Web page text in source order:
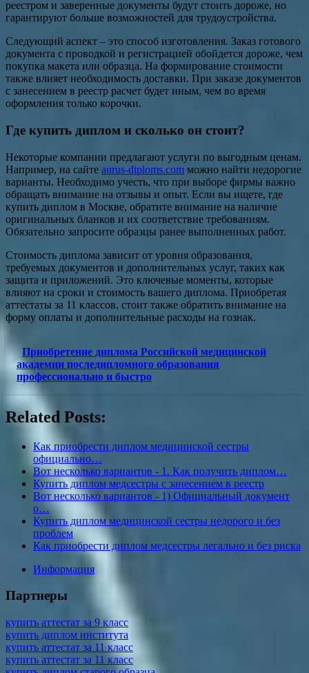
реестром и заверенные документы будут стоить дороже, но
гарантируют больше возможностей для трудоустройства.
Следующий аспект – это способ изготовления. Заказ готового
документа с проводкой и регистрацией обойдется дороже, чем
покупка макета или образца. На формирование стоимости
также влияет необходимость доставки. При заказе документов
с занесением в реестр расчет будет иным, чем во время
оформления только корочки.
Где купить диплом и сколько он стоит?
Некоторые компании предлагают услуги по выгодным ценам.
Например, на сайте aurus-diploms.com можно найти недорогие
варианты. Необходимо учесть, что при выборе фирмы важно
обращать внимание на отзывы и опыт. Если вы ищете, где
купить диплом в Москве, обратите внимание на наличие
оригинальных бланков и их соответствие требованиям.
Обязательно запросите образцы ранее выполненных работ.
Стоимость диплома зависит от уровня образования,
требуемых документов и дополнительных услуг, таких как
защита и приложений. Это ключевые моменты, которые
влияют на сроки и стоимость вашего диплома. Приобретая
аттестаты за 11 классов, стоит также обратить внимание на
форму оплаты и дополнительные расходы на гознак.
Приобретение диплома Российской медицинской
академии последипломного образования
профессионально и быстро
Related Posts:
Как приобрести диплом медицинской сестры
официально…
Вот несколько вариантов - 1. Как получить диплом…
Купить диплом медсестры с занесением в реестр
Вот несколько вариантов - 1) Официальный документ
о…
Купить диплом медицинской сестры недорого и без
проблем
Как приобрести диплом медсестры легально и без риска
Информация
Партнеры
купить аттестат за 9 класс
купить диплом института
купить аттестат за 11 класс
купить аттестат за 11 класс